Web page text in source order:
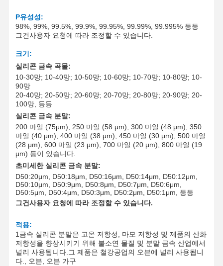
P유성성:
98%, 99%, 99.5%, 99.9%, 99.95%, 99.99%, 99.995% 등등
그건사용자 요청에 따라 조정할 수 있습니다.
크기:
실리콘 금속 곡물:
10-30망; 10-40망; 10-50망; 10-60망; 10-70망; 10-80망; 10-
90망
20-40망; 20-50망; 20-60망; 20-70망; 20-80망; 20-90망; 20-
100망, 등등
실리콘 금속 분말:
200 마일 (75μm), 250 마일 (58 μm), 300 마일 (48 μm), 350
마일 (40 μm), 400 마일 (38 μm), 450 마일 (30 μm), 500 마일
(28 μm), 600 마일 (23 μm), 700 마일 (20 μm), 800 마일 (19
μm) 등이 있습니다.
초미세한 실리콘 금속 분말:
D50:20μm , D50:18μm , D50:16μm , D50:14μm , D50:12μm
D50:10μm , D50:9μm , D50:8μm , D50:7μm , D50:6μm
D50:5μm , D50:4μm , D50:3μm , D50:2μm , D50:1 μm , 등등
그건사용자 요청에 따라 조정할 수 있습니다.
적용:
1금속 실리콘 분말은 고온 저항성, 마모 저항성 및 제품의 산화
저항성을 향상시키기 위해 불소연 물질 및 분말 금속 산업에서
널리 사용됩니다.그 제품은 철강공업의 오븐에 널리 사용됩니
다., 오븐, 오븐 가구